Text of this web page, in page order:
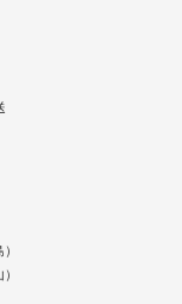
です。最近のあ
頑張っていらっ
ベートを充実さ